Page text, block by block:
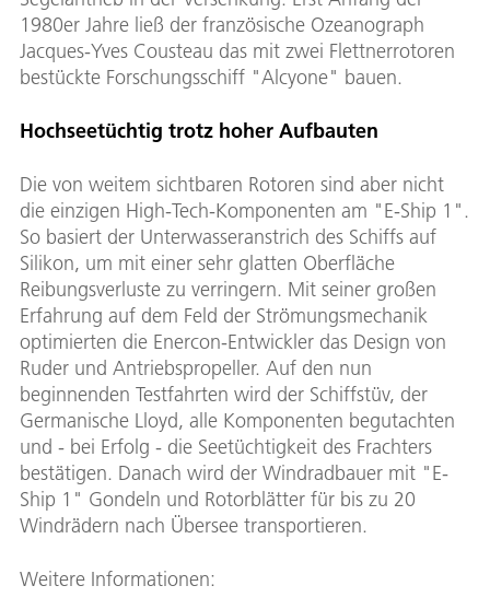
1980er Jahre ließ der französische Ozeanograph
Jacques-Yves Cousteau das mit zwei Flettnerrotoren
bestückte Forschungsschiff "Alcyone" bauen.
Hochseetüchtig trotz hoher Aufbauten
Die von weitem sichtbaren Rotoren sind aber nicht
die einzigen High-Tech-Komponenten am "E-Ship 1".
So basiert der Unterwasseranstrich des Schiffs auf
Silikon, um mit einer sehr glatten Oberfläche
Reibungsverluste zu verringern. Mit seiner großen
Erfahrung auf dem Feld der Strömungsmechanik
optimierten die Enercon-Entwickler das Design von
Ruder und Antriebspropeller. Auf den nun
beginnenden Testfahrten wird der Schiffstüv, der
Germanische Lloyd, alle Komponenten begutachten
und - bei Erfolg - die Seetüchtigkeit des Frachters
bestätigen. Danach wird der Windradbauer mit "E-
Ship 1" Gondeln und Rotorblätter für bis zu 20
Windrädern nach Übersee transportieren.
Weitere Informationen: